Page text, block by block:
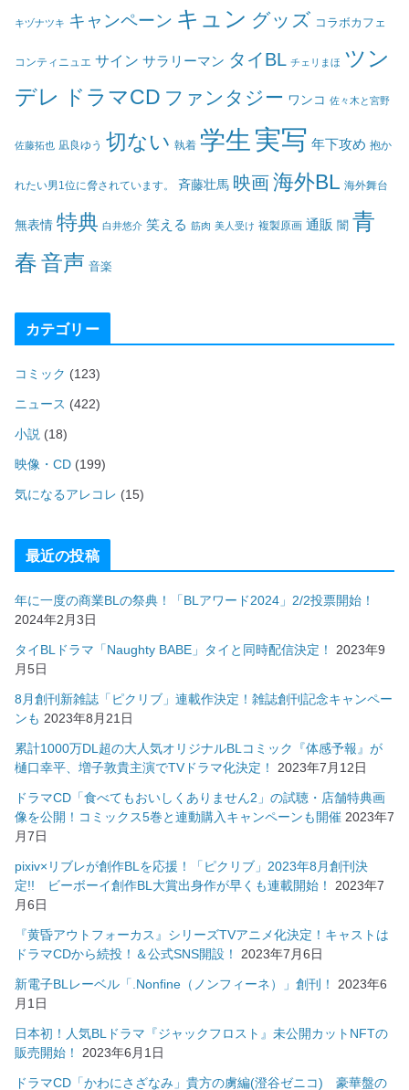
キヅナツキ キャンペーン キュン グッズ コラボカフェ
コンティニュエ サイン サラリーマン タイBL チェリまほ ツン
デレ ドラマCD ファンタジー ワンコ 佐々木と宮野
佐藤拓也 凪良ゆう 切ない 執着 学生 実写 年下攻め 抱か
れたい男1位に脅されています。 斉藤壮馬 映画海外BL 海外舞台
無表情 特典 白井悠介 笑える 筋肉 美人受け 複製原画 通販 闇 青
春音声 音楽
カテゴリー
コミック (123)
ニュース (422)
小説 (18)
映像・CD (199)
気になるアレコレ (15)
最近の投稿
年に一度の商業BLの祭典！「BLアワード2024」2/2投票開始！
2024年2月3日
タイBLドラマ「Naughty BABE」タイと同時配信決定！
2023年9
月5日
8月創刊新雑誌「ピクリブ」連載作決定！雑誌創刊記念キャンペー
ンも 2023年8月21日
累計1000万DL超の大人気オリジナルBLコミック『体感予報』が
樋口幸平、増子敦貴主演でTVドラマ化決定！
2023年7月12日
ドラマCD「食べてもおいしくありません2」の試聴・店舗特典画
像を公開！コミックス5巻と連動購入キャンペーンも開催 2023年7
月7日
pixiv×リブレが創作BLを応援！「ピクリブ」2023年8月創刊決
定!! ビーボーイ創作BL大賞出身作が早くも連載開始！
2023年7
月6日
『黄昏アウトフォーカス』シリーズTVアニメ化決定！キャストは
ドラマCDから続投！＆公式SNS開設！
2023年7月6日
新電子BLレーベル「.Nonfine（ノンフィーネ）」創刊！
2023年6
月1日
日本初！人気BLドラマ『ジャックフロスト』未公開カットNFTの
販売開始！
2023年6月1日
ドラマCD「かわにさざなみ」貴方の虜編(澄谷ゼニコ) 豪華盤の